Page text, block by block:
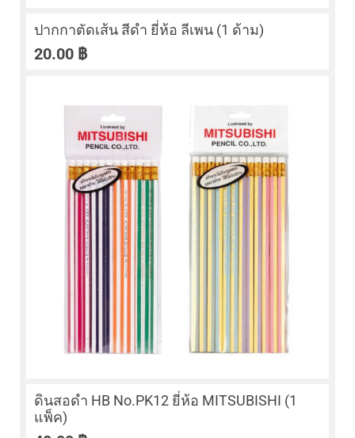
ปากกาตัดเส้น สีดำ ยี่ห้อ ลีเพน (1 ด้าม)
20.00 ฿
ดินสอดำ HB No.PK12 ยี่ห้อ MITSUBISHI (1
แพ็ค)